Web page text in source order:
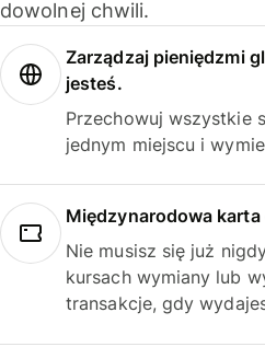
dowolnej chwili.
Zarządzaj pieniędzmi
jesteś.
Przechowuj wszystkie
jednym miejscu i
Międzynarodowa
Nie musisz się już
kursach wymiany lub
transakcje, gdy